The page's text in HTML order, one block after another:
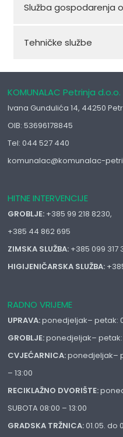
Služba gospodarenja
Tehničke službe
KOMUNALAC Petrinja d.o.o.
Ivana Gundulića 14, 44250
OIB: 53696178845
Tel: 044 527 440
komunalac@komunalac-
HITNE INTERVENCIJE
GROBLJE: +385 99 218 8230,
+385 44 862 695
ZIMSKA SLUŽBA: +385 099 317
HIGIJENIČARSKA SLUŽBA:
RADNO VRIJEME
UPRAVA:ponedjeljak– petak:
GROBLJE:ponedjeljak– petak:
CVJEĆARNICA:ponedjeljak–
– 13:00
RECIKLAŽNO DVORIŠTE:
SUBOTA 08:00 – 13:00
GRADSKA TRŽNICA:01.05. do